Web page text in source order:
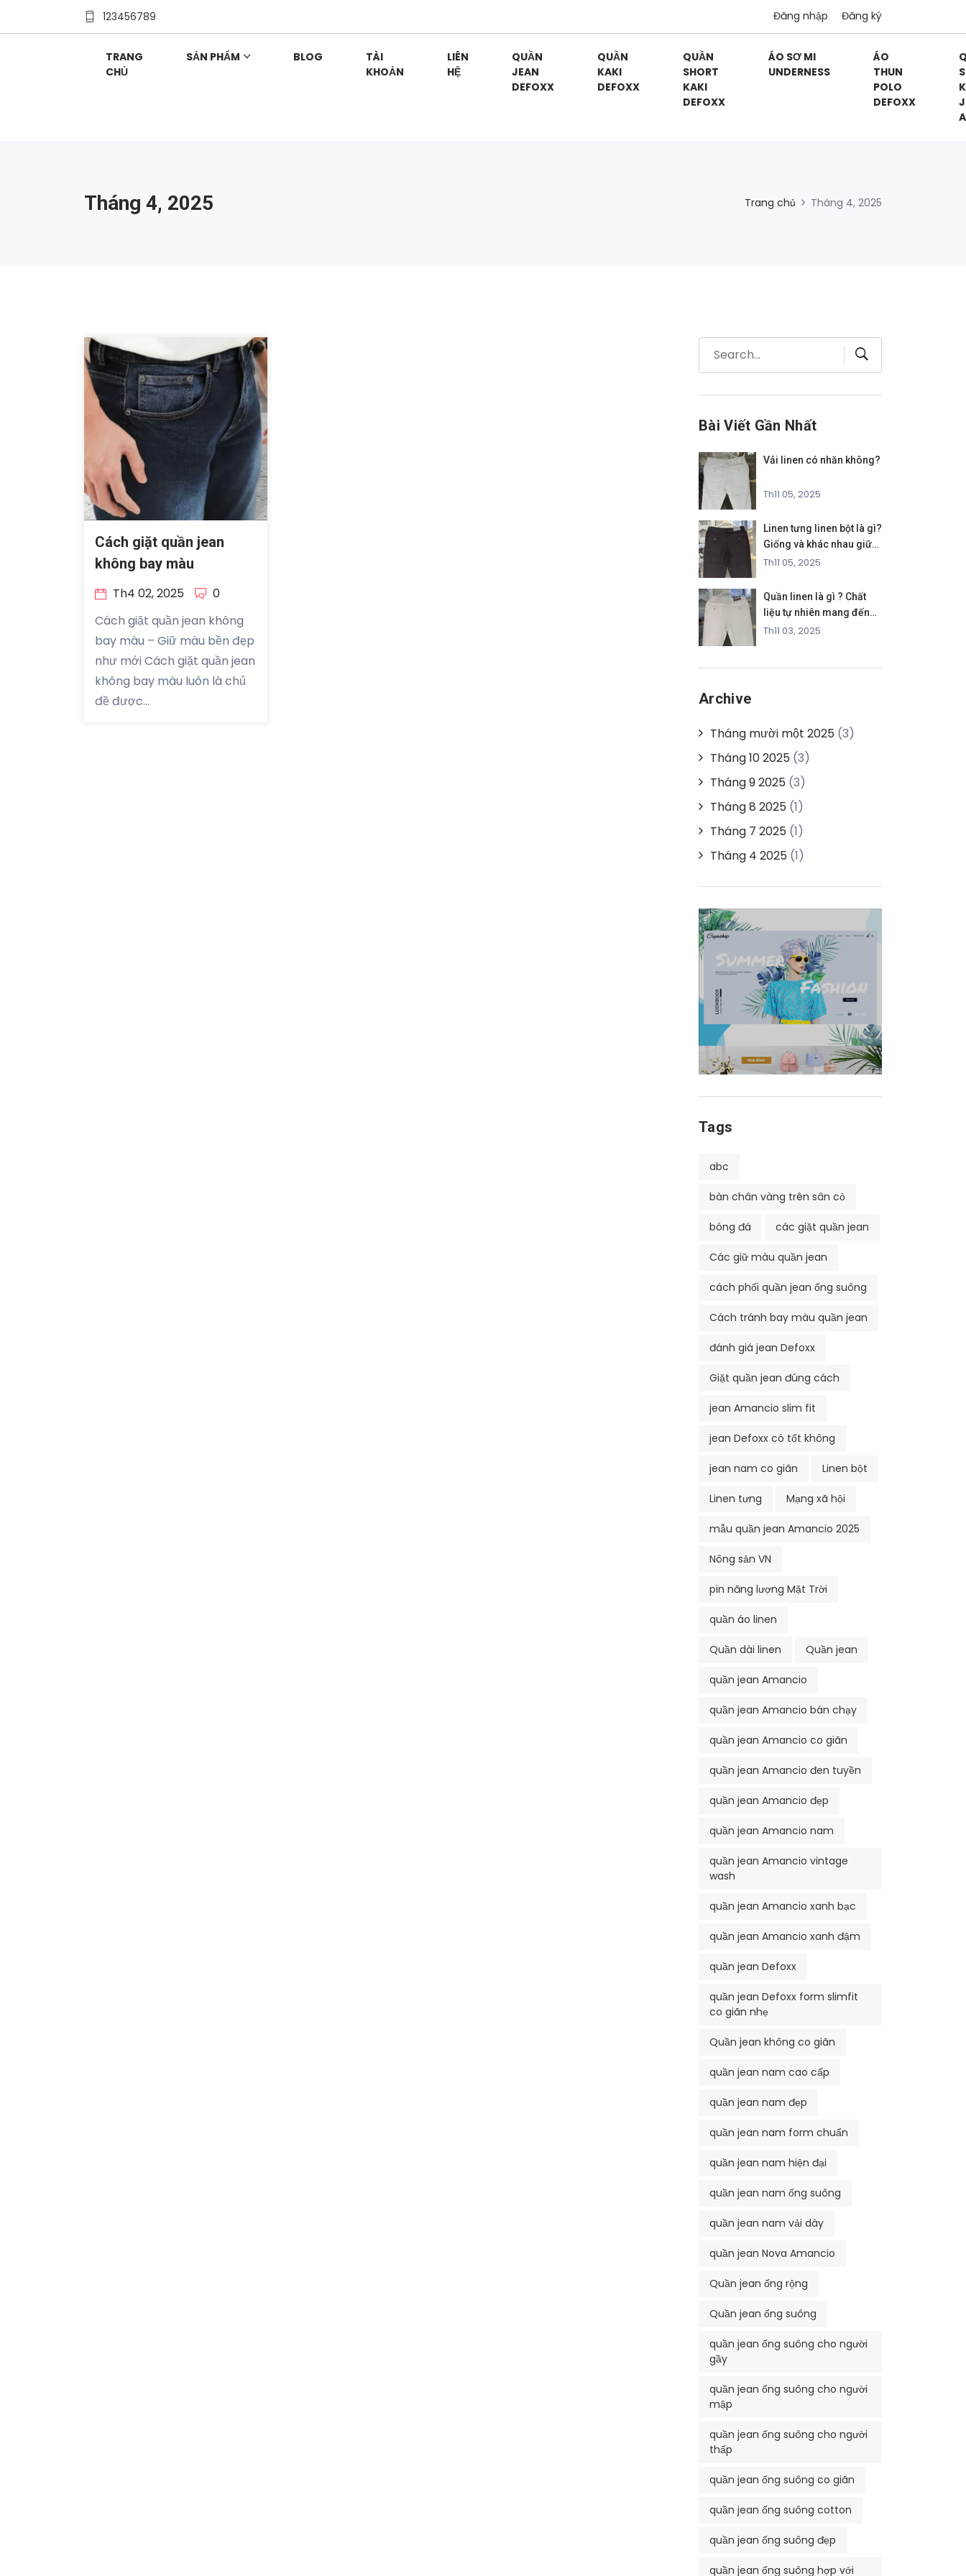
123456789 Đăng nhập Đăng ký
TRANG
CHỦ
SẢN PHẨM BLOG
TÀI
KHOẢN
LIÊN
HỆ
QUẦN
JEAN
DEFOXX
QUẦN
KAKI
DEFOXX
QUẦN
SHORT
KAKI
DEFOXX
ÁO SƠ MI
UNDERNESS
ÁO
THUN
POLO
DEFOXX
Tháng 4, 2025 Trang chủ Tháng 4, 2025
Cách giặt quần jean
không bay màu
Th4 02, 2025
0
Cách giặt quần jean không
bay màu – Giữ màu bền đẹp
như mới Cách giặt quần jean
không bay màu luôn là chủ
đề được...
Bài Viết Gần Nhất
Vải linen có nhăn không?
Th11 05, 2025
Linen tưng linen bột là gì?
Giống và khác nhau giữa
hai loại vải
Th11 05, 2025
Quần linen là gì ? Chất
liệu tự nhiên mang đến
phong cách thanh lịch và
Th11 03, 2025
Archive
Tháng mười một 2025 (3)
Tháng 10 2025 (3)
Tháng 9 2025 (3)
Tháng 8 2025 (1)
Tháng 7 2025 (1)
Tháng 4 2025 (1)
Tags
abc
bàn chân vàng trên sân cỏ
bóng đá các giặt quần jean
Các giữ màu quần jean
cách phối quần jean ống suông
Cách tránh bay màu quần jean
đánh giá jean Defoxx
Giặt quần jean đúng cách
jean Amancio slim fit
jean Defoxx có tốt không
jean nam co giãn Linen bột
Linen tưng Mạng xã hội
mẫu quần jean Amancio 2025
Nông sản VN
pin năng lượng Mặt Trời
quần áo linen
Quần dài linen Quần jean
quần jean Amancio
quần jean Amancio bán chạy
quần jean Amancio co giãn
quần jean Amancio đen tuyền
quần jean Amancio đẹp
quần jean Amancio nam
quần jean Amancio vintage
wash
quần jean Amancio xanh bạc
quần jean Amancio xanh đậm
quần jean Defoxx
quần jean Defoxx form slimfit
co giãn nhẹ
Quần jean không co giãn
quần jean nam cao cấp
quần jean nam đẹp
quần jean nam form chuẩn
quần jean nam hiện đại
quần jean nam ống suông
quần jean nam vải dày
quần jean Nova Amancio
Quần jean ống rộng
Quần jean ống suông
quần jean ống suông cho người
gầy
quần jean ống suông cho người
mập
quần jean ống suông cho người
thấp
quần jean ống suông co giãn
quần jean ống suông cotton
quần jean ống suông đẹp
quần jean ống suông hợp với